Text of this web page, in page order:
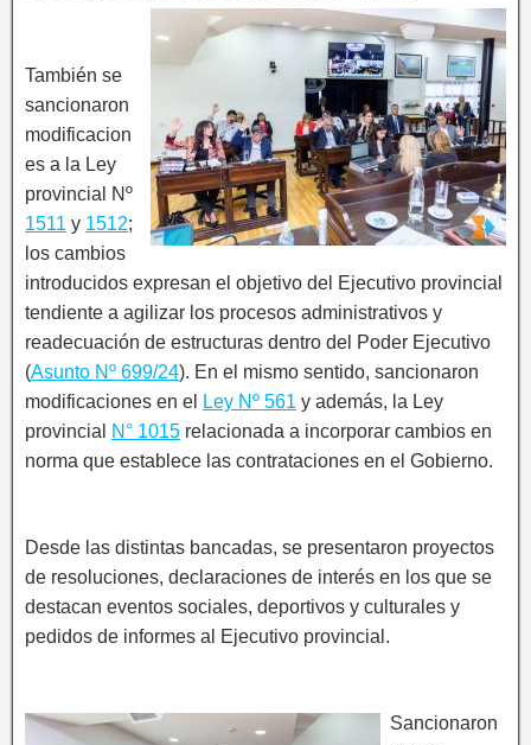
También se
sancionaron
modificacion
es a la Ley
provincial Nº
1511 y 1512;
los cambios
introducidos expresan el objetivo del Ejecutivo provincial
tendiente a agilizar los procesos administrativos y
readecuación de estructuras dentro del Poder Ejecutivo
(Asunto Nº 699/24). En el mismo sentido, sancionaron
modificaciones en el
Ley Nº 561 y además, la Ley
provincial
N° 1015 relacionada a incorporar cambios en
norma que establece las contrataciones en el Gobierno.
Desde las distintas bancadas, se presentaron proyectos
de resoluciones, declaraciones de interés en los que se
destacan eventos sociales, deportivos y culturales y
pedidos de informes al Ejecutivo provincial.
Sancionaron